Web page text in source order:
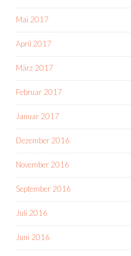
Mai 2017
April 2017
März 2017
Februar 2017
Januar 2017
Dezember 2016
November 2016
September 2016
Juli 2016
Juni 2016